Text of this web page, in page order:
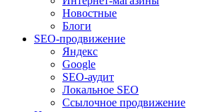
Новостные
Блоги
SEO-продвижение
Яндекс
Google
SEO-аудит
Локальное SEO
Ссылочное продвижение